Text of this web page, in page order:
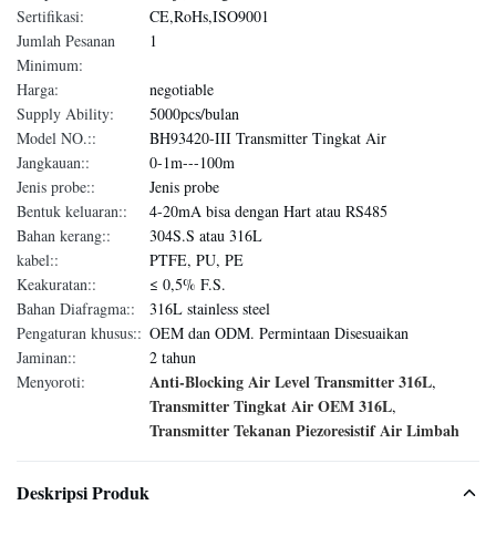
Sertifikasi:
CE,RoHs,ISO9001
Jumlah Pesanan
Minimum:
1
Harga:
negotiable
Supply Ability:
5000pcs/bulan
Model NO.::
BH93420-III Transmitter Tingkat Air
Jangkauan::
0-1m---100m
Jenis probe::
Jenis probe
Bentuk keluaran::
4-20mA bisa dengan Hart atau RS485
Bahan kerang::
304S.S atau 316L
kabel::
PTFE, PU, ​​PE
Keakuratan::
≤ 0,5% F.S.
Bahan Diafragma::
316L stainless steel
Pengaturan khusus:: OEM dan ODM. Permintaan Disesuaikan
Jaminan::
2 tahun
Menyoroti:
Anti-Blocking Air Level Transmitter 316L,
Transmitter Tingkat Air OEM 316L,
Transmitter Tekanan Piezoresistif Air Limbah
Deskripsi Produk